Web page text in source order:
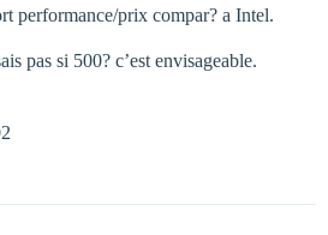
performance/prix compar? a Intel.
pas si 500? c’est envisageable.